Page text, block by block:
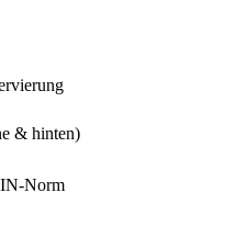
& hinten)
Norm